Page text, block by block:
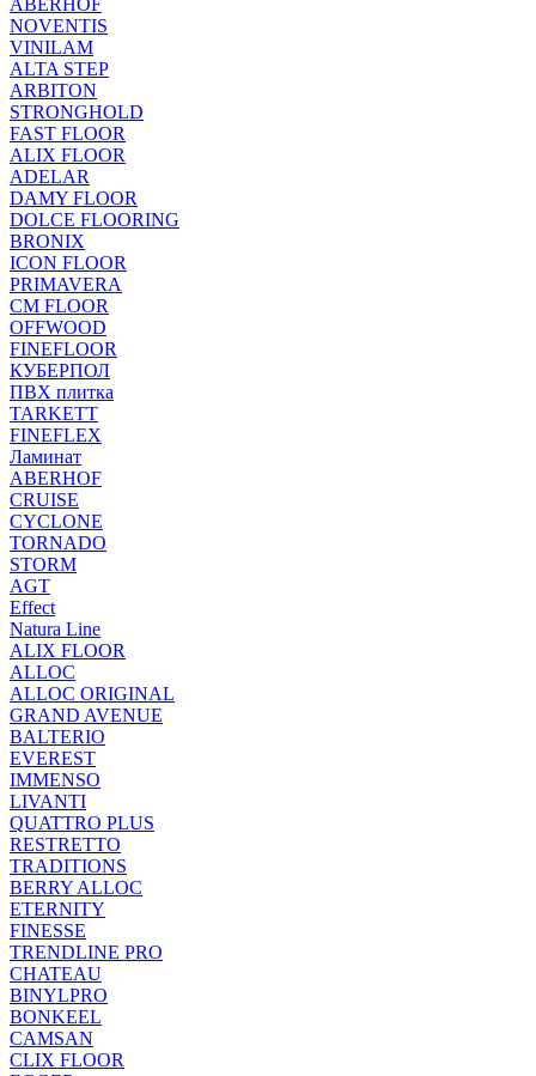
ABERHOF
NOVENTIS
VINILAM
ALTA STEP
ARBITON
STRONGHOLD
FAST FLOOR
ALIX FLOOR
ADELAR
DAMY FLOOR
DOLCE FLOORING
BRONIX
ICON FLOOR
PRIMAVERA
CM FLOOR
OFFWOOD
FINEFLOOR
КУБЕРПОЛ
ПВХ плитка
TARKETT
FINEFLEX
Ламинат
ABERHOF
CRUISE
CYCLONE
TORNADO
STORM
AGT
Effect
Natura Line
ALIX FLOOR
ALLOC
ALLOC ORIGINAL
GRAND AVENUE
BALTERIO
EVEREST
IMMENSO
LIVANTI
QUATTRO PLUS
RESTRETTO
TRADITIONS
BERRY ALLOC
ETERNITY
FINESSE
TRENDLINE PRO
CHATEAU
BINYLPRO
BONKEEL
CAMSAN
CLIX FLOOR